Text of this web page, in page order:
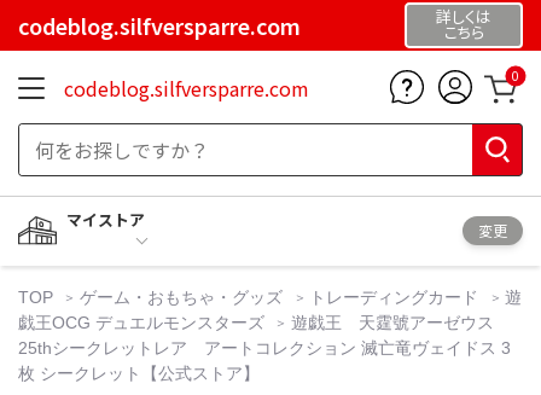
codeblog.silfversparre.com 詳しくは
こちら
codeblog.silfversparre.com 0
マイストア
変更
TOP ゲーム・おもちゃ・グッズ トレーディングカード
遊
戯王OCG デュエルモンスターズ
遊戯王 天霆號アーゼウス
25thシークレットレア アートコレクション 滅亡竜ヴェイドス 3
枚 シークレット【公式ストア】